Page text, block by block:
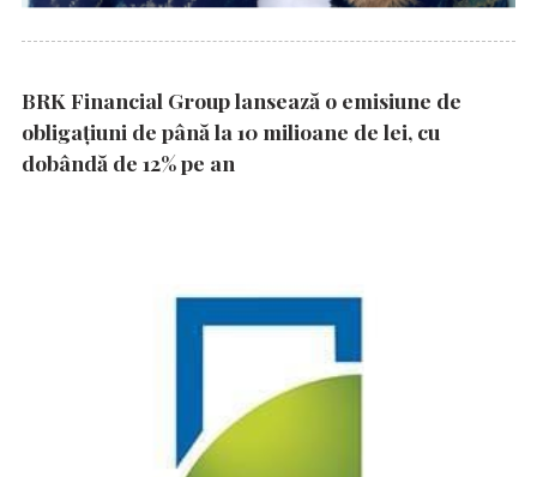
BRK Financial Group lansează o emisiune de
obligațiuni de până la 10 milioane de lei, cu
dobândă de 12% pe an